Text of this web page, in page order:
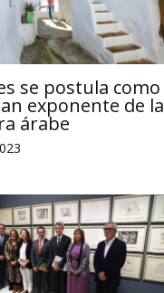
se postula como
exponente de la
árabe